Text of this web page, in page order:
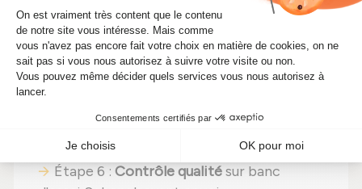
Étape 3 :Examen détailléde tous les
éléments ;
Étape 4 : Remplacement des pièces
abîmées
par des composants neufs ;
fabricant ;
Étape 6 : Contrôle qualitésur banc